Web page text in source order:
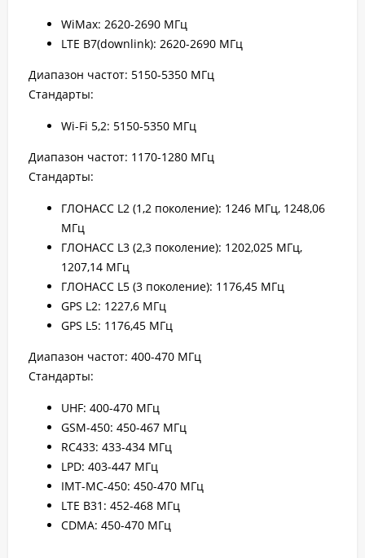
WiMax: 2620-2690 МГц
LTE B7(downlink): 2620-2690 МГц
Диапазон частот: 5150-5350 МГц
Стандарты:
Wi-Fi 5,2: 5150-5350 МГц
Диапазон частот: 1170-1280 МГц
Стандарты:
ГЛОНАСС L2 (1,2 поколение): 1246 МГц, 1248,06
МГц
ГЛОНАСС L3 (2,3 поколение): 1202,025 МГц,
1207,14 МГц
ГЛОНАСС L5 (3 поколение): 1176,45 МГц
GPS L2: 1227,6 МГц
GPS L5: 1176,45 МГц
Диапазон частот: 400-470 МГц
Стандарты:
UHF: 400-470 МГц
GSM-450: 450-467 МГц
RC433: 433-434 МГц
LPD: 403-447 МГц
IMT-MC-450: 450-470 МГц
LTE B31: 452-468 МГц
CDMA: 450-470 МГц